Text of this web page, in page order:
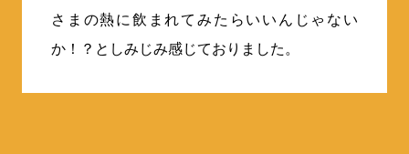
さまの熱に飲まれてみたらいいんじゃない
か！？としみじみ感じておりました。